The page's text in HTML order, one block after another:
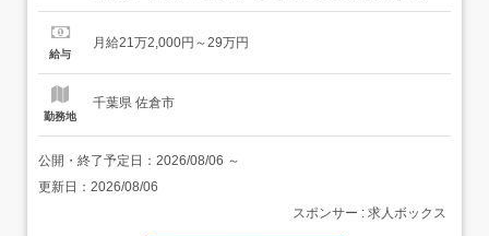
更の範囲:当法人における全ての業務)定員30名 【経験・資
転免許(AT限定可)64歳以下(定年を上限とする)祝日勤務で
給与
月給21万2,000円～29万円
勤務地
千葉県 佐倉市
公開・終了予定日： 2026/08/06 ～
更新日： 2026/08/06
スポンサー : 求人ボックス